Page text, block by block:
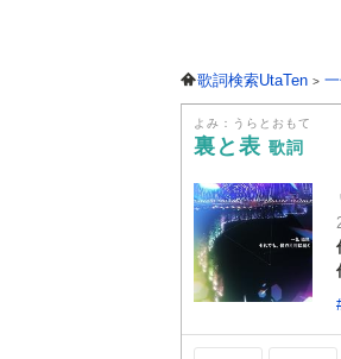
歌詞検索UtaTen
よみ：うらとおもて
裏と表 歌詞